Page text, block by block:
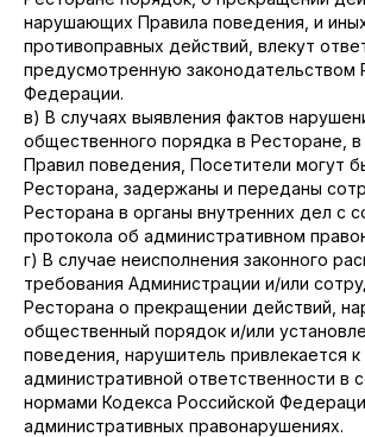
нарушающих Правила поведения, и
противоправных действий, влекут
предусмотренную законодательством
Федерации.
в) В случаях выявления фактов
общественного порядка в Ресторане,
Правил поведения, Посетители могут
Ресторана, задержаны и переданы
Ресторана в органы внутренних дел с
протокола об административном
г) В случае неисполнения законного
требования Администрации и/или
Ресторана о прекращении действий,
общественный порядок и/или
поведения, нарушитель привлекается к
административной ответственности в
нормами Кодекса Российской
административных правонарушениях.